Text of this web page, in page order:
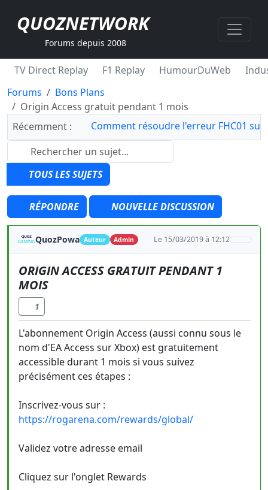
QUOZNETWORK
Forums depuis 2008
TV Direct Replay F1 Replay HumourDuWeb
Forums
Bons Plans
Origin Access gratuit pendant 1 mois
Récemment :
Comment résoudre l'erreur FHC01 sur
TOUS LES SUJETS
RÉPONDRE NOUVELLE DISCUSSION
QuozPowa Auteur Admin Le 15/03/2019 à 12:12
ORIGIN ACCESS GRATUIT PENDANT 1
MOIS
1
L'abonnement Origin Access (aussi connu sous le
nom d'EA Access sur Xbox) est gratuitement
accessible durant 1 mois si vous suivez
précisément ces étapes :
Inscrivez-vous sur :
https://rogarena.com/rewards/global/
Validez votre adresse email
Cliquez sur l'onglet Rewards